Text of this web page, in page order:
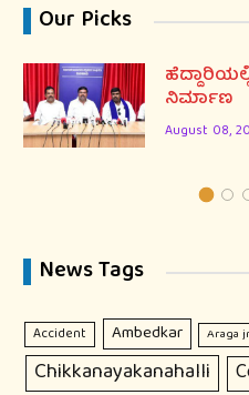
Our Picks
ನಿರ್ಮಾಣ
August 08,
News Tags
Accident Ambedkar Araga
Chikkanayakanahalli